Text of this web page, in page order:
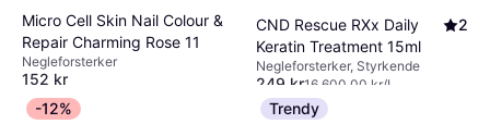
Micro Cell Skin Nail Colour &
Repair Charming Rose 11
Negleforsterker
152 kr
Eller 3 betalinger av 52 kr
6 butikker
CND Rescue RXx Daily
Keratin Treatment 15ml
2
Negleforsterker, Styrkende
249 kr16 600,00 kr/L
3 butikker
-12% Trendy